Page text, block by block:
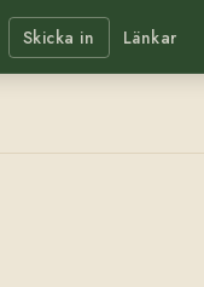
Skicka in Länkar